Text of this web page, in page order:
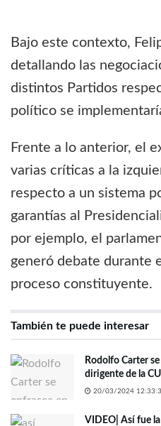
Bajo este contexto,
detallando las
distintos Partidos
político se
Frente a lo anterior, el
varias críticas a la
respecto a un sistema
garantías al
por ejemplo, el
generó debate durante
proceso constituyente.
También te puede interesar
Rodolfo Carter
dirigente de la
20/03/2024
VIDEO| Así fue